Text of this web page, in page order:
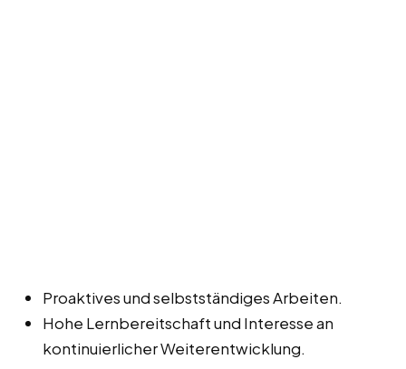
Proaktives und selbstständiges Arbeiten.
Hohe Lernbereitschaft und Interesse an
kontinuierlicher Weiterentwicklung.